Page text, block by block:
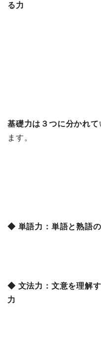
る力
基礎力は３つに分かれて
ます。
◆ 単語力：単語と熟語
◆ 文法力：文意を理解
力